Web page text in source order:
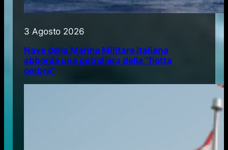
3 Agosto 2026
Nave della Marina Militare italiana
abborda una petroliera della “flotta
ombra”